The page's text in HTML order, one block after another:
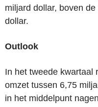
miljard dollar, boven
dollar.
Outlook
In het tweede kwartaal
omzet tussen 6,75
in het middelpunt